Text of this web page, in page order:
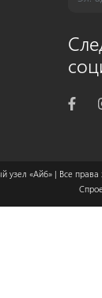
узел «Айб» | Все